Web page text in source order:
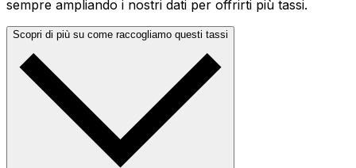
sempre ampliando i nostri dati per offrirti più tassi.
Scopri di più su come raccogliamo questi tassi